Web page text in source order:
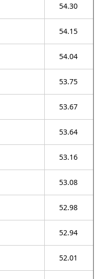
54.30
54.15
54.04
53.75
53.67
53.64
53.16
53.08
52.98
52.94
52.01